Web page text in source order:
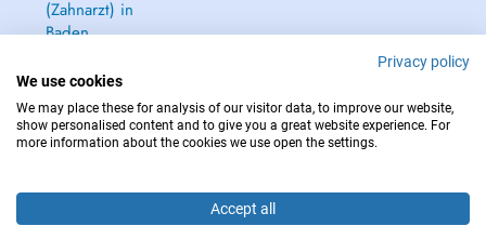
(Zahnarzt) in
Baden
(Hautarzt) in Baden
Alle anzeigen →
Privacy policy
We use cookies
We may place these for analysis of our visitor data, to improve our website,
show personalised content and to give you a great website experience. For
more information about the cookies we use open the settings.
Accept all